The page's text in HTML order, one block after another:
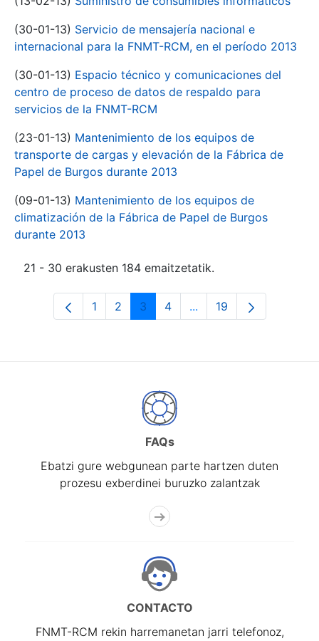
(30-01-13) Servicio de mensajería nacional e
internacional para la FNMT-RCM, en el período 2013
(30-01-13) Espacio técnico y comunicaciones del
centro de proceso de datos de respaldo para
servicios de la FNMT-RCM
(23-01-13) Mantenimiento de los equipos de
transporte de cargas y elevación de la Fábrica de
Papel de Burgos durante 2013
(09-01-13) Mantenimiento de los equipos de
climatización de la Fábrica de Papel de Burgos
durante 2013
21 - 30 erakusten 184 emaitzetatik.
Orrialdea
1 Orrialdea
2 Orrialdea
3 Orrialdea
4 ...Intermediate Pages
Orrialdea
19
FAQs
Ebatzi gure webgunean parte hartzen duten
prozesu exberdinei buruzko zalantzak
CONTACTO
FNMT-RCM rekin harremanetan jarri telefonoz,